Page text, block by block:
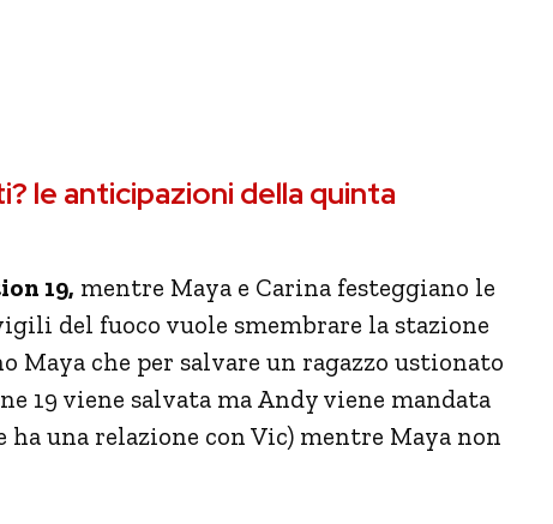
le anticipazioni della quinta
19, mentre Maya e Carina festeggiano le
del fuoco vuole smembrare la stazione
Maya che per salvare un ragazzo ustionato
19 viene salvata ma Andy viene mandata
ha una relazione con Vic) mentre Maya non